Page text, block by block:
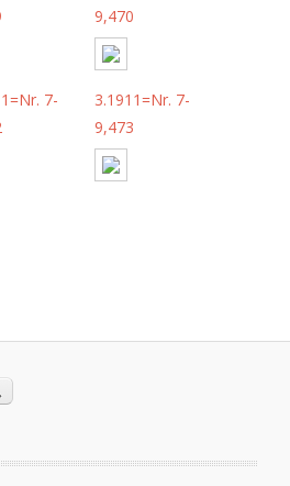
9,470
7-
3.1911=Nr. 7-
9,473